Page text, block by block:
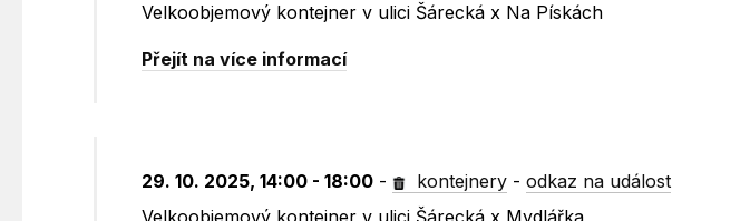
Velkoobjemový kontejner v ulici Šárecká x Na Pískách
Přejít na více informací
29. 10. 2025, 14:00 - 18:00 - kontejnery -odkaz na událost
Velkoobjemový kontejner v ulici Šárecká x Mydlářka